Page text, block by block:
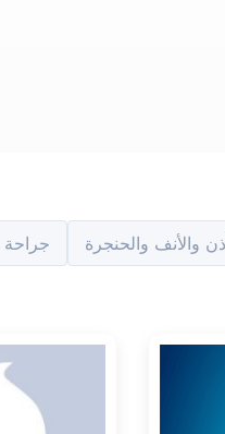
والأنف والحنجرة جراحة